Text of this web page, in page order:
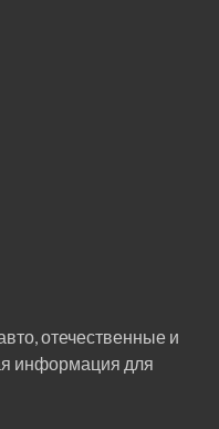
отечественные и
информация для